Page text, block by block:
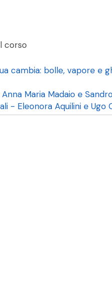
corso
cambia: bolle, vapore e
Maria Madaio e
- Eleonora Aquilini e Ugo